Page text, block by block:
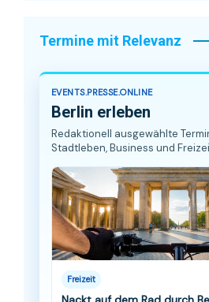
Termine mit Relevanz
EVENTS.PRESSE.ONLINE
Berlin erleben
Redaktionell ausgewählte
Stadtleben, Business und
Freizeit